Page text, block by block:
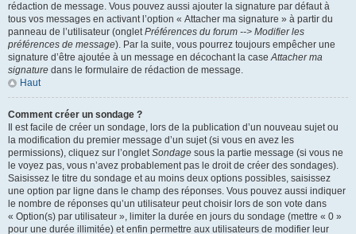
rédaction de message. Vous pouvez aussi ajouter la signature par défaut à
tous vos messages en activant l’option « Attacher ma signature » à partir du
panneau de l’utilisateur (ongletPréférences du forum --> Modifier les
préférences de message). Par la suite, vous pourrez toujours empêcher une
signature d’être ajoutée à un message en décochant la caseAttacher ma
signature dans le formulaire de rédaction de message.
Haut
Comment créer un sondage ?
Il est facile de créer un sondage, lors de la publication d’un nouveau sujet ou
la modification du premier message d’un sujet (si vous en avez les
permissions), cliquez sur l’ongletSondage sous la partie message (si vous ne
le voyez pas, vous n’avez probablement pas le droit de créer des sondages).
Saisissez le titre du sondage et au moins deux options possibles, saisissez
une option par ligne dans le champ des réponses. Vous pouvez aussi indiquer
le nombre de réponses qu’un utilisateur peut choisir lors de son vote dans
« Option(s) par utilisateur », limiter la durée en jours du sondage (mettre « 0 »
pour une durée illimitée) et enfin permettre aux utilisateurs de modifier leur